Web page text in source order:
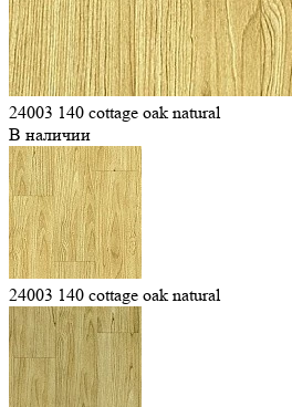
24003 140 cottage oak natural
В наличии
24003 140 cottage oak natural